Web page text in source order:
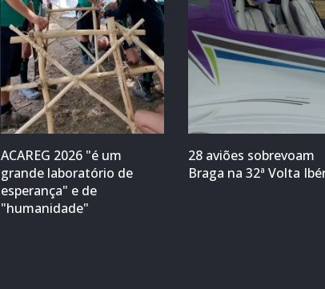
ACAREG 2026 "é um
grande laboratório de
esperança" e de
"humanidade"
28 aviões sobrevoam
Braga na 32ª Volta